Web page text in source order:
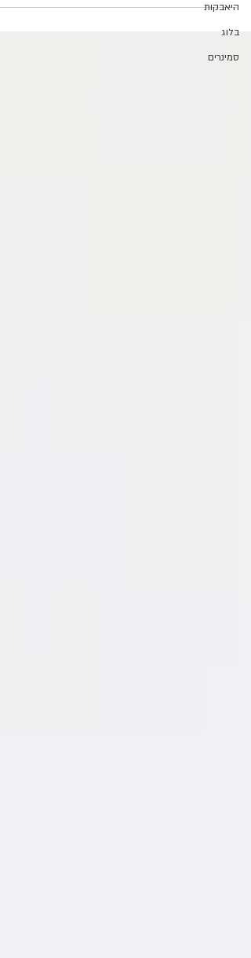
היאבקות
בלוג
סמינרים